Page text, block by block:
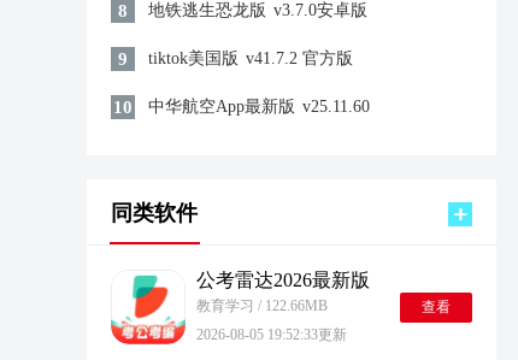
8 地铁逃生恐龙版 v3.7.0安卓版
9 tiktok美国版 v41.7.2 官方版
10 中华航空App最新版 v25.11.60
同类软件
公考雷达2026最新版
教育学习 / 122.66MB
2026-08-05 19:52:33更新
查看